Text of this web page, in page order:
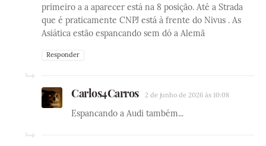
primeiro a a aparecer está na 8 posição. Até a Strada
que é praticamente CNPJ está à frente do Nivus . As
Asiática estão espancando sem dó a Alemã
Responder
Carlos4Carros 2 de junho de 2026 às 10:08
Espancando a Audi também...